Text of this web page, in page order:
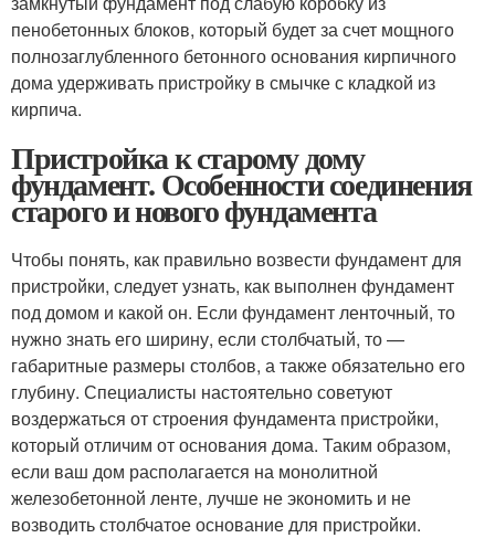
пенобетонных блоков, который будет за счет мощного
полнозаглубленного бетонного основания кирпичного
дома удерживать пристройку в смычке с кладкой из
кирпича.
Пристройка к старому дому
фундамент. Особенности соединения
старого и нового фундамента
Чтобы понять, как правильно возвести фундамент для
пристройки, следует узнать, как выполнен фундамент
под домом и какой он. Если фундамент ленточный, то
нужно знать его ширину, если столбчатый, то —
габаритные размеры столбов, а также обязательно его
глубину. Специалисты настоятельно советуют
воздержаться от строения фундамента пристройки,
который отличим от основания дома. Таким образом,
если ваш дом располагается на монолитной
железобетонной ленте, лучше не экономить и не
возводить столбчатое основание для пристройки.